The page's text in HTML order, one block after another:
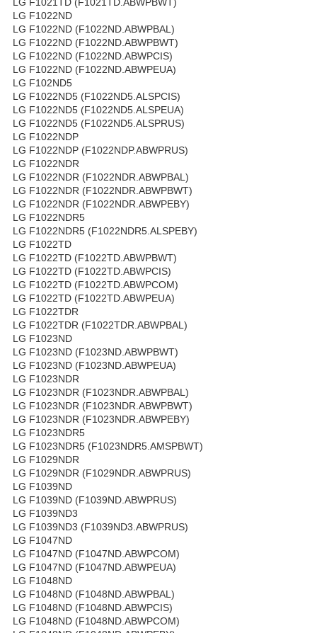
LG F1022ND
LG F1022ND (F1022ND.ABWPBAL)
LG F1022ND (F1022ND.ABWPBWT)
LG F1022ND (F1022ND.ABWPCIS)
LG F1022ND (F1022ND.ABWPEUA)
LG F102ND5
LG F1022ND5 (F1022ND5.ALSPCIS)
LG F1022ND5 (F1022ND5.ALSPEUA)
LG F1022ND5 (F1022ND5.ALSPRUS)
LG F1022NDP
LG F1022NDP (F1022NDP.ABWPRUS)
LG F1022NDR
LG F1022NDR (F1022NDR.ABWPBAL)
LG F1022NDR (F1022NDR.ABWPBWT)
LG F1022NDR (F1022NDR.ABWPEBY)
LG F1022NDR5
LG F1022NDR5 (F1022NDR5.ALSPEBY)
LG F1022TD
LG F1022TD (F1022TD.ABWPBWT)
LG F1022TD (F1022TD.ABWPCIS)
LG F1022TD (F1022TD.ABWPCOM)
LG F1022TD (F1022TD.ABWPEUA)
LG F1022TDR
LG F1022TDR (F1022TDR.ABWPBAL)
LG F1023ND
LG F1023ND (F1023ND.ABWPBWT)
LG F1023ND (F1023ND.ABWPEUA)
LG F1023NDR
LG F1023NDR (F1023NDR.ABWPBAL)
LG F1023NDR (F1023NDR.ABWPBWT)
LG F1023NDR (F1023NDR.ABWPEBY)
LG F1023NDR5
LG F1023NDR5 (F1023NDR5.AMSPBWT)
LG F1029NDR
LG F1029NDR (F1029NDR.ABWPRUS)
LG F1039ND
LG F1039ND (F1039ND.ABWPRUS)
LG F1039ND3
LG F1039ND3 (F1039ND3.ABWPRUS)
LG F1047ND
LG F1047ND (F1047ND.ABWPCOM)
LG F1047ND (F1047ND.ABWPEUA)
LG F1048ND
LG F1048ND (F1048ND.ABWPBAL)
LG F1048ND (F1048ND.ABWPCIS)
LG F1048ND (F1048ND.ABWPCOM)